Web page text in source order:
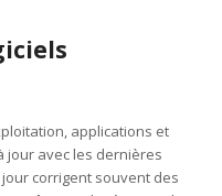
applications et
jour avec les dernières
corrigent souvent des